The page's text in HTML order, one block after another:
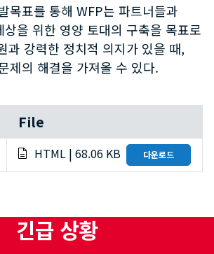
목표를 통해 WFP는 파트너들과
을 위한 영양 토대의 구축을 목표로
과 강력한 정치적 의지가 있을 때,
제의 해결을 가져올 수 있다.
File
HTML | 68.06 KB 다운로드
긴급 상황